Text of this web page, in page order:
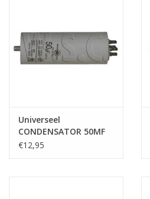
Universeel
CONDENSATOR 50MF
450V
€12,95